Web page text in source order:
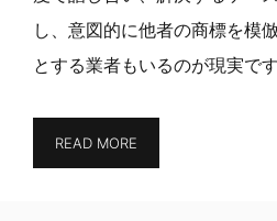
し、意図的に他者の商標を模
とする業者もいるのが現実です
READ MORE